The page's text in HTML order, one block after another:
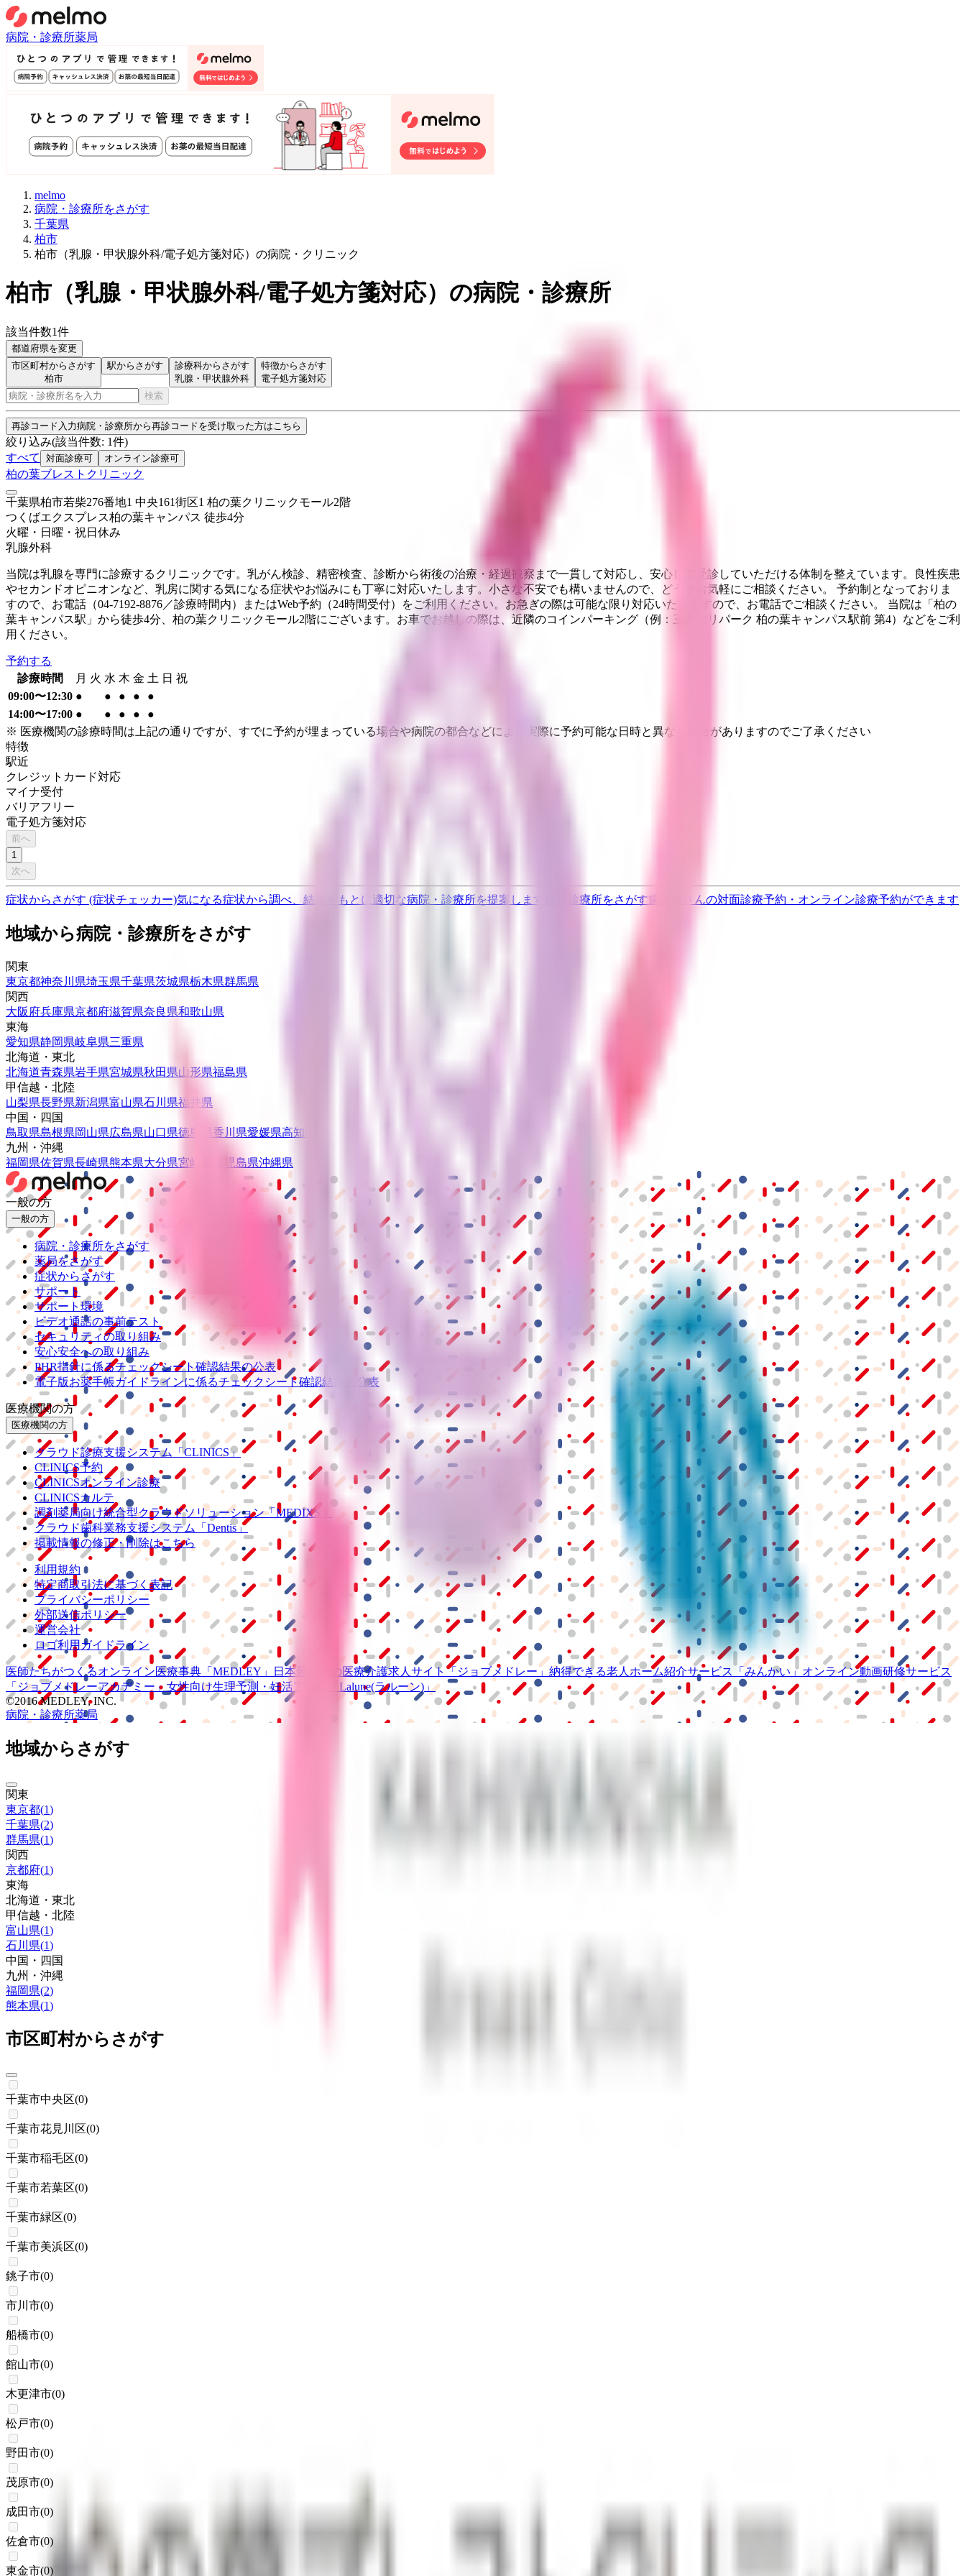
病院・診療所薬局
melmo
病院・診療所をさがす
千葉県
柏市
柏市（乳腺・甲状腺外科/電子処方箋対応）の病院・クリニック
柏市 （乳腺・甲状腺外科/電子処方箋対応） の病院・診療所
該当件数1件
都道府県を変更
市区町村からさがす
柏市
駅からさがす
診療科からさがす
乳腺・甲状腺外科
特徴からさがす
電子処方箋対応
検索
再診コード入力病院・診療所から再診コードを受け取った方はこちら
絞り込み(該当件数: 1件)
すべて
対面診療可 オンライン診療可
柏の葉ブレストクリニック
千葉県柏市若柴276番地1 中央161街区1 柏の葉クリニックモール2階
つくばエクスプレス柏の葉キャンパス 徒歩4分
火曜・日曜・祝日 休み
乳腺外科
当院は乳腺を専門に診療するクリニックです。乳がん検診、精密検査、診断から術後の治療・経過観察まで一貫して対応し、安心して受診していただける体制を整えています。良性疾患
やセカンドオピニオンなど、乳房に関する気になる症状やお悩みにも丁寧に対応いたします。小さな不安でも構いませんので、どうぞお気軽にご相談ください。 予約制となっておりま
すので、お電話（04-7192-8876／診療時間内）またはWeb予約（24時間受付）をご利用ください。お急ぎの際は可能な限り対応いたしますので、お電話でご相談ください。 当院は「柏の
葉キャンパス駅」から徒歩4分、柏の葉クリニックモール2階にございます。お車でお越しの際は、近隣のコインパーキング（例：三井のリパーク 柏の葉キャンパス駅前 第4）などをご利
用ください。
予約する
診療時間
月 火 水 木 金 土 日 祝
09:00〜12:30 ● ● ● ●
●
14:00〜17:00 ● ● ● ●
●
※ 医療機関の診療時間は上記の通りですが、すでに予約が埋まっている場合や病院の都合などにより実際に予約可能な日時と異なる場合がありますのでご了承ください
特徴
駅近
クレジットカード対応
マイナ受付
バリアフリー
電子処方箋対応
前へ
1
次へ
症状からさがす (症状チェッカー)気になる症状から調べ、結果をもとに適切な病院・診療所を提案します 歯科診療所をさがす歯医者さんの対面診療予約・オンライン診療予約ができます
地域から病院・診療所をさがす
関東
東京都神奈川県埼玉県千葉県茨城県栃木県群馬県
関西
大阪府兵庫県京都府滋賀県奈良県和歌山県
東海
愛知県静岡県岐阜県三重県
北海道・東北
北海道青森県岩手県宮城県秋田県山形県福島県
甲信越・北陸
山梨県長野県新潟県富山県石川県福井県
中国・四国
鳥取県島根県岡山県広島県山口県徳島県 香川県愛媛県高知県
九州・沖縄
福岡県佐賀県長崎県熊本県大分県宮崎県 鹿児島県沖縄県
一般の方
一般の方
病院・診療所をさがす
薬局をさがす
症状からさがす
サポート
サポート環境
ビデオ通話の事前テスト
セキュリティの取り組み
安心安全への取り組み
PHR指針に係るチェックシート確認結果の公表
電子版お薬手帳ガイドラインに係るチェックシート確認結果の公表
医療機関の方
医療機関の方
クラウド診療支援システム
「CLINICS」
CLINICS予約
CLINICSオンライン診療
CLINICSカルテ
調剤薬局向け統合型クラウドソリューション「MEDIXS」
クラウド歯科業務支援システム
「Dentis」
掲載情報の修正・削除はこちら
利用規約
特定商取引法に基づく表記
プライバシーポリシー
外部送信ポリシー
運営会社
ロゴ利用ガイドライン
医師たちがつくるオンライン医療事典 「MEDLEY」 日本最大級の医療介護求人サイト 「ジョブメドレー」 納得できる老人ホーム紹介サービス 「みんかい」 オンライン動画研修サービス
「ジョブメドレーアカデミー」 女性向け生理予測・妊活アプリ
「Lalune(ラルーン)」
©2016 MEDLEY, INC.
病院・診療所薬局
地域からさがす
関東
東京都(1)
千葉県(2)
群馬県(1)
関西
京都府(1)
東海
北海道・東北
甲信越・北陸
富山県(1)
石川県(1)
中国・四国
九州・沖縄
福岡県(2)
熊本県(1)
市区町村からさがす
千葉市中央区(0)
千葉市花見川区(0)
千葉市稲毛区(0)
千葉市若葉区(0)
千葉市緑区(0)
千葉市美浜区(0)
銚子市(0)
市川市(0)
船橋市(0)
館山市(0)
木更津市(0)
松戸市(0)
野田市(0)
茂原市(0)
成田市(0)
佐倉市(0)
東金市(0)